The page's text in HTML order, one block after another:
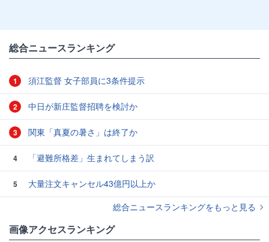
総合ニュースランキング
1 須江監督 女子部員に3条件提示
2 中日が新庄監督招聘を検討か
3 関東「真夏の暑さ」は終了か
4 「避難所格差」生まれてしまう訳
5
大量注文キャンセル43億円以上か
総合ニュースランキングをもっと見る
画像アクセスランキング